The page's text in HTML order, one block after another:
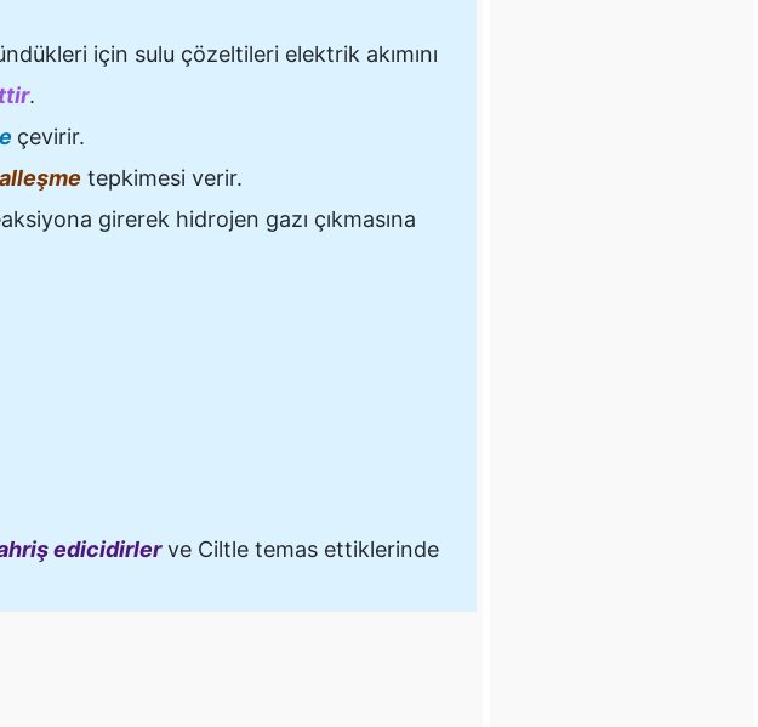
için sulu çözeltileri elektrik akımını
.
çevirir.
tepkimesi verir.
girerek hidrojen gazı çıkmasına
edicidirlerve Ciltle temas ettiklerinde